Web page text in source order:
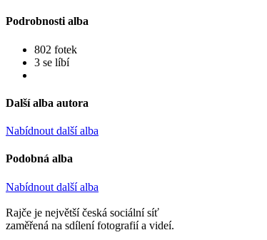
Podrobnosti alba
802 fotek
3 se líbí
Další alba autora
Nabídnout další alba
Podobná alba
Nabídnout další alba
Rajče je největší česká sociální síť
zaměřená na sdílení fotografií a videí.